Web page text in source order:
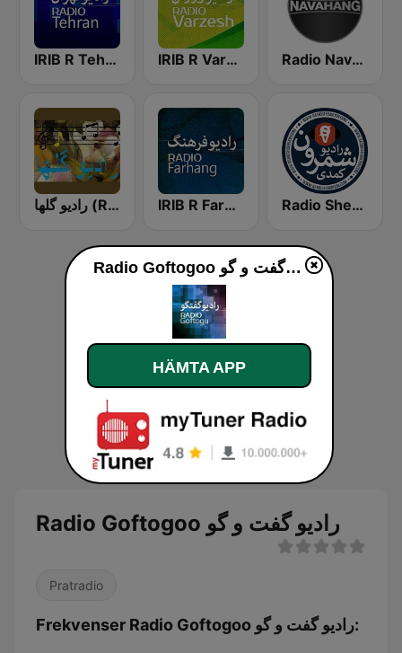
IRIB R Tehran رادیو تهران IRIB R Varzesh رادیو ورزش Radio Navahang
رادیو گلها (Radio Golha) IRIB R Farhang رادیو فرهنگ Radio Shemroon - رادیو شمرون
Radio Goftogoo رادیو گفت و گو
Pratradio
Frekvenser Radio Goftogoo رادیو گفت و گو:
Radio Goftogoo رادیو گفت و گو
HÄMTA APP